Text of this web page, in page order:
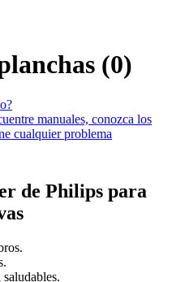
(0)
manuales, conozca los
cualquier problema
de Philips para